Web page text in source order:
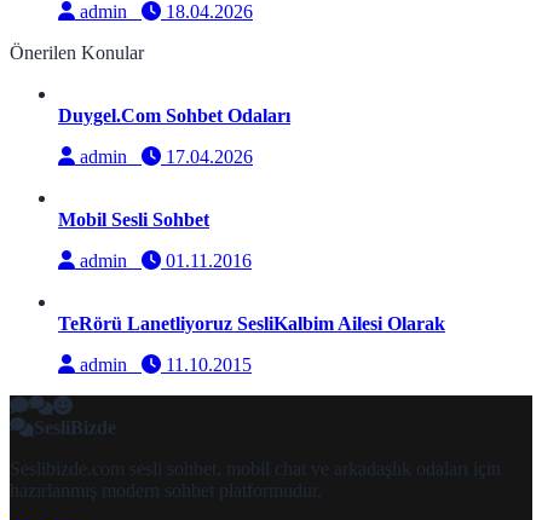
admin
18.04.2026
Önerilen Konular
Duygel.Com Sohbet Odaları
admin
17.04.2026
Mobil Sesli Sohbet
admin
01.11.2016
TeRörü Lanetliyoruz SesliKalbim Ailesi Olarak
admin
11.10.2015
SesliBizde
Seslibizde.com sesli sohbet, mobil chat ve arkadaşlık odaları için
hazırlanmış modern sohbet platformudur.